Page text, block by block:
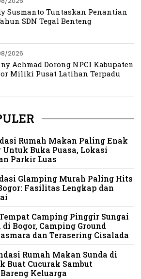
Susmanto Tuntaskan Penantian
SDN Tegal Benteng
2026
Achmad Dorong NPCI Kabupaten
Miliki Pusat Latihan Terpadu
Rumah Makan Paling Enak
Untuk Buka Puasa, Lokasi
Parkir Luas
Glamping Murah Paling Hits
Fasilitas Lengkap dan
Camping Pinggir Sungai
Bogor, Camping Ground
dan Terasering Cisalada
Rumah Makan Sunda di
Buat Cucurak Sambut
Keluarga